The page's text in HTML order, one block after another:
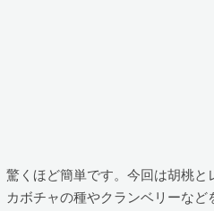
くほど簡単です。今回は胡桃と
ボチャの種やクランベリーなど